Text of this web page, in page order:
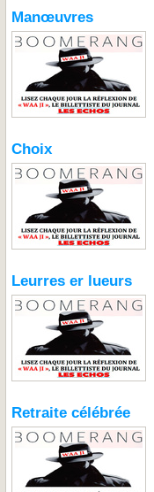
Manœuvres
Choix
Leurres er lueurs
Retraite célébrée